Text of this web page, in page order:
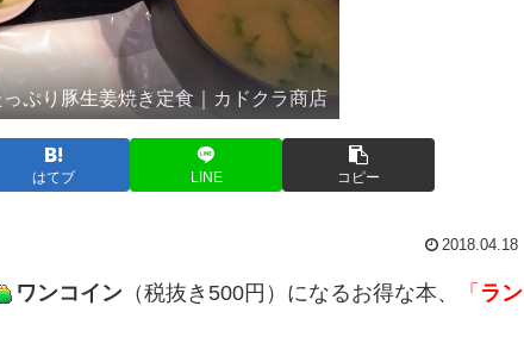
っぷり豚生姜焼き定食｜カドクラ商店
はてブ LINE コピー
2018.04.18
ワンコイン （税抜き500円）になるお得な本、 「 ラン